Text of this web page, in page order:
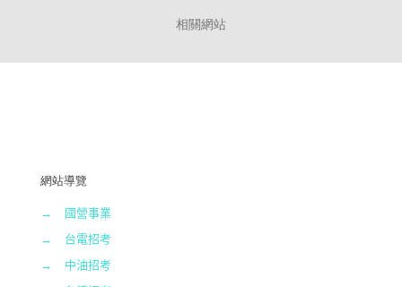
相關網站
網站導覽
→
國營事業
→
台電招考
→
中油招考